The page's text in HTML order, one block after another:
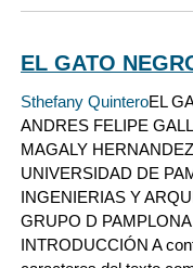
EL GATO
Sthefany QuinteroEL
ANDRES FELIPE
MAGALY
UNIVERSIDAD DE
INGENIERIAS Y
GRUPO D
INTRODUCCIÓN A